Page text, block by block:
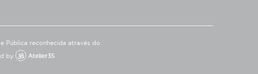
Pública reconhecida através do
by Atelier35